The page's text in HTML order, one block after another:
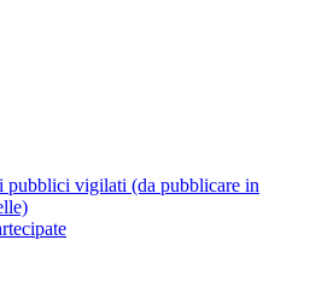
pubblici vigilati (da pubblicare in